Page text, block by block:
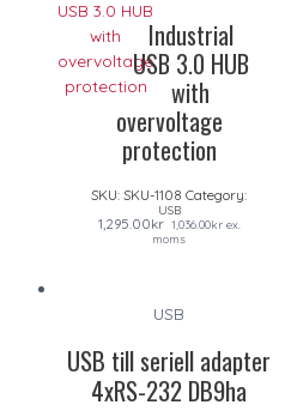
Industrial
USB 3.0 HUB
with
overvoltage
protection
SKU: SKU-1108 Category:
USB
1,295.00kr 1,036.00krex.
moms
USB
USB till seriell adapter
4xRS-232 DB9ha